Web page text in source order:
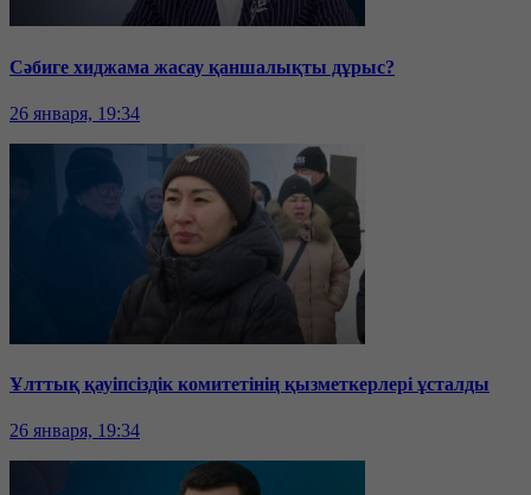
Сәбиге хиджама жасау қаншалықты дұрыс?
26 января, 19:34
Ұлттық қауіпсіздік комитетінің қызметкерлері ұсталды
26 января, 19:34